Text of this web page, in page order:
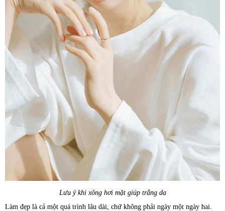
Lưu ý khi xông hơi mặt giúp trắng da
Làm đẹp là cả một quá trình lâu dài, chứ không phải ngày một ngày hai.